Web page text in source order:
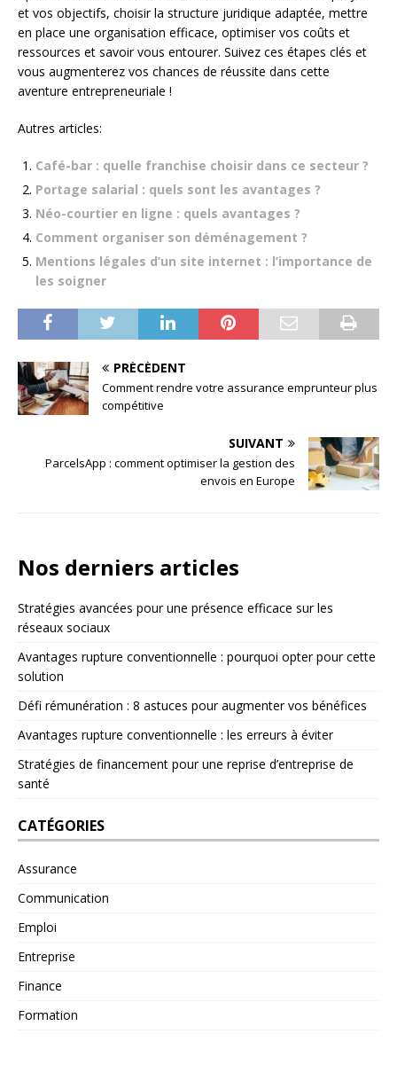
et vos objectifs, choisir la structure juridique adaptée, mettre
en place une organisation efficace, optimiser vos coûts et
ressources et savoir vous entourer. Suivez ces étapes clés et
vous augmenterez vos chances de réussite dans cette
aventure entrepreneuriale !
Autres articles:
Café-bar : quelle franchise choisir dans ce secteur ?
Portage salarial : quels sont les avantages ?
Néo-courtier en ligne : quels avantages ?
Comment organiser son déménagement ?
Mentions légales d’un site internet : l’importance de
les soigner
PRÉCÉDENT
Comment rendre votre assurance emprunteur plus
compétitive
SUIVANT
ParcelsApp : comment optimiser la gestion des
envois en Europe
Nos derniers articles
Stratégies avancées pour une présence efficace sur les
réseaux sociaux
Avantages rupture conventionnelle : pourquoi opter pour cette
solution
Défi rémunération : 8 astuces pour augmenter vos bénéfices
Avantages rupture conventionnelle : les erreurs à éviter
Stratégies de financement pour une reprise d’entreprise de
santé
CATÉGORIES
Assurance
Communication
Emploi
Entreprise
Finance
Formation